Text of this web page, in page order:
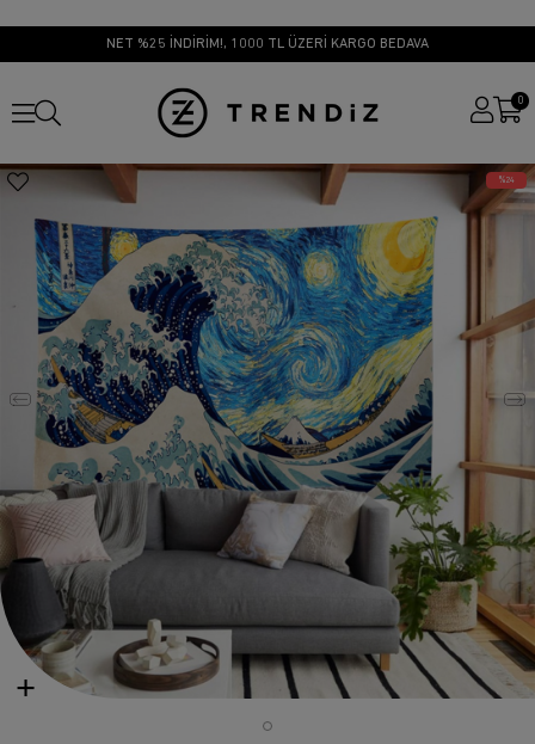
NET %25 İNDİRİM!, 1000 TL ÜZERİ KARGO BEDAVA
0
24